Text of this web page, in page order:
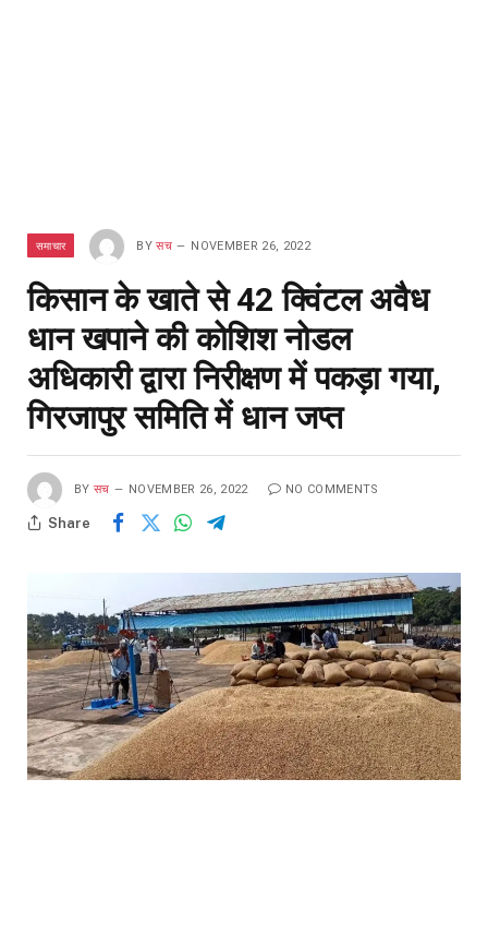
समाचार BY सच NOVEMBER 26, 2022
किसान के खाते से 42 क्विंटल अवैध
धान खपाने की कोशिश नोडल
अधिकारी द्वारा निरीक्षण में पकड़ा गया,
गिरजापुर समिति में धान जप्त
BY सच NOVEMBER 26, 2022 NO COMMENTS
Share